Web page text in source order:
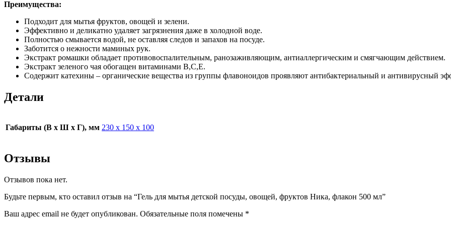
Преимущества:
Подходит для мытья фруктов, овощей и зелени.
Эффективно и деликатно удаляет загрязнения даже в холодной воде.
Полностью смывается водой, не оставляя следов и запахов на посуде.
Заботится о нежности маминых рук.
Экстракт ромашки обладает противовоспалительным, ранозаживляющим, антиаллергическим и смягчающим действием.
Экстракт зеленого чая обогащен витаминами В,С,Е.
Содержит катехины – органические вещества из группы флавоноидов проявляют антибактериальный и антивирусный
Детали
Габариты (В х Ш х Г), мм 230 х 150 х 100
Отзывы
Отзывов пока нет.
Будьте первым, кто оставил отзыв на “Гель для мытья детской посуды, овощей, фруктов Ника, флакон 500 мл”
Ваш адрес email не будет опубликован. Обязательные поля помечены *